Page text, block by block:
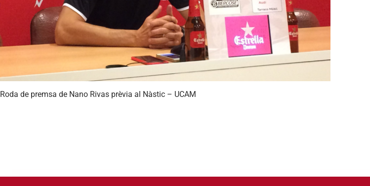
Roda de premsa de Nano Rivas prèvia al Nàstic – UCAM